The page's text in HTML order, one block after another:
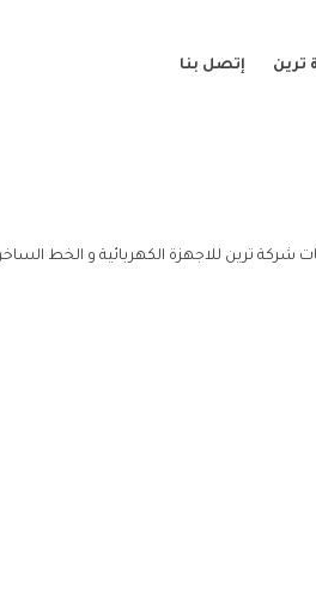
ترين إتصل بنا
شركة ترين للاجهزة الكهربائية و الخط